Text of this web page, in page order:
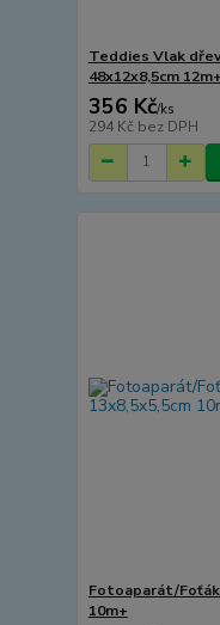
Teddies Vlak
48x12x8,5cm 12m+
356 Kč/ks
294 Kč bez DPH
Fotoaparát/Foťák
10m+